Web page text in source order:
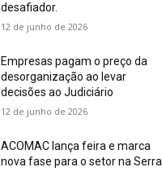
desafiador.
12 de junho de 2026
Empresas pagam o preço da
desorganização ao levar
decisões ao Judiciário
12 de junho de 2026
ACOMAC lança feira e marca
nova fase para o setor na Serra